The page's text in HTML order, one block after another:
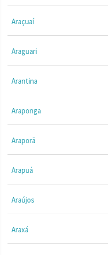
Araçuaí
Araguari
Arantina
Araponga
Araporã
Arapuá
Araújos
Araxá